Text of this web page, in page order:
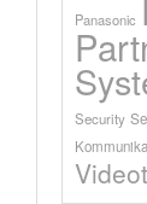
Panasonic
Security